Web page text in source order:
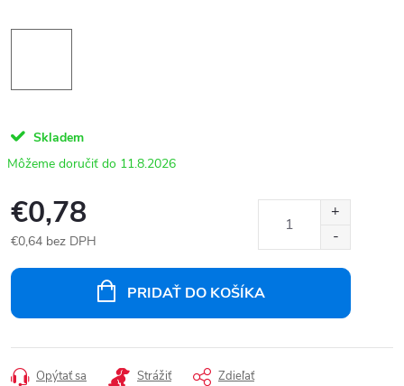
Skladem
11.8.2026
€0,78
€0,64 bez DPH
PRIDAŤ DO KOŠÍKA
Opýtať sa Strážiť Zdieľať